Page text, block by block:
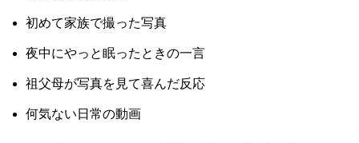
初めて家族で撮った写真
夜中にやっと眠ったときの一言
祖父母が写真を見て喜んだ反応
何気ない日常の動画